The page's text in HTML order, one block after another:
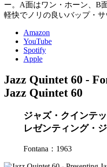
ー。A面はワン・ホーン、B
軽快でノリの良いバップ・サ
Amazon
YouTube
Spotify
Apple
Jazz Quintet 60 -
Jazz Quintet 60
ジャズ・クインテ
レゼンティング・
Fontana：1963